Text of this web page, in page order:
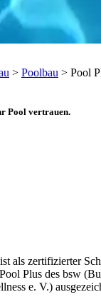
> Poolbau > Pool
Pool vertrauen.
als zertifizierter
Plus des bsw
e. V.)